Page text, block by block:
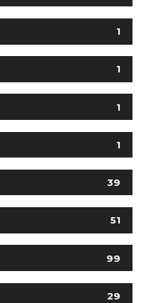
1
1
1
1
39
51
99
29